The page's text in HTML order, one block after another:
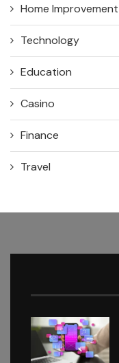
Home Improvement
Technology
Education
Casino
Finance
Travel